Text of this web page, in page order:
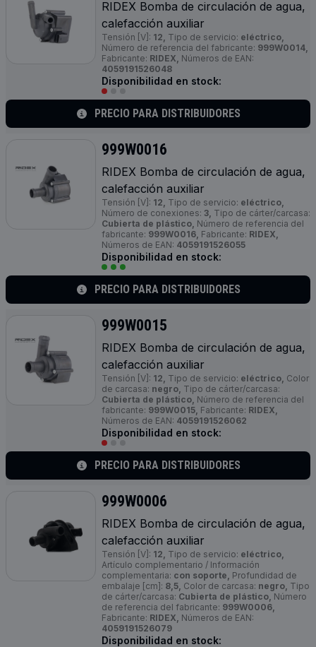
RIDEX Bomba de circulación de agua,
calefacción auxiliar
Tensión [V]: 12, Tipo de servicio: eléctrico,
Número de referencia del fabricante: 999W0014,
Fabricante: RIDEX, Números de EAN:
4059191526048
Disponibilidad en stock:
PRECIO PARA DISTRIBUIDORES
999W0016
RIDEX Bomba de circulación de agua,
calefacción auxiliar
Tensión [V]: 12, Tipo de servicio: eléctrico,
Número de conexiones: 3, Tipo de cárter/carcasa:
Cubierta de plástico, Número de referencia del
fabricante: 999W0016, Fabricante: RIDEX,
Números de EAN: 4059191526055
Disponibilidad en stock:
PRECIO PARA DISTRIBUIDORES
999W0015
RIDEX Bomba de circulación de agua,
calefacción auxiliar
Tensión [V]: 12, Tipo de servicio: eléctrico, Color
de carcasa: negro, Tipo de cárter/carcasa:
Cubierta de plástico, Número de referencia del
fabricante: 999W0015, Fabricante: RIDEX,
Números de EAN: 4059191526062
Disponibilidad en stock:
PRECIO PARA DISTRIBUIDORES
999W0006
RIDEX Bomba de circulación de agua,
calefacción auxiliar
Tensión [V]: 12, Tipo de servicio: eléctrico,
Artículo complementario / Información
complementaria: con soporte, Profundidad de
embalaje [cm]: 8,5, Color de carcasa: negro, Tipo
de cárter/carcasa: Cubierta de plástico, Número
de referencia del fabricante: 999W0006,
Fabricante: RIDEX, Números de EAN:
4059191526079
Disponibilidad en stock: